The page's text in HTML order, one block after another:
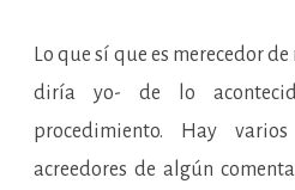
Lo que sí que es merecedor
diría yo- de lo
procedimiento. Hay
acreedores de algún